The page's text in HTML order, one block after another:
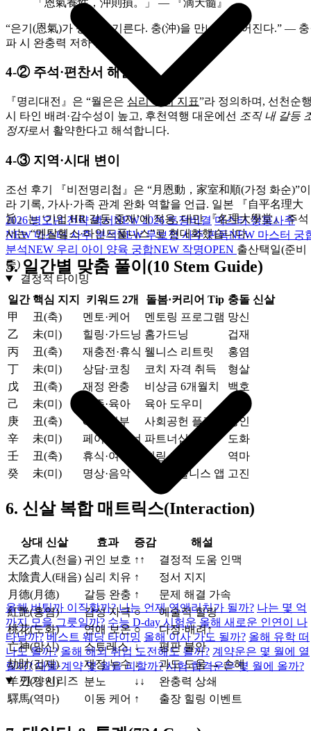
2026 병오년 전략 백서NEW 2026 토정비결 마스터 정통사주
NEW 마스터 사주 분석NEW 무보정 사주 판독NEW 마스터 궁
분석NEW 우리 아이 양육 궁합NEW 작명OPEN 출산택일(준비
중)
결정적 타이밍
올해 버틸까 이직할까? 나는 언제 영앤리치가 될까? 나는 몇 억
까지 모을 그릇일까? 수능 D-day 시험운 올해 새로운 인연이 나
타날까? 베스트 웨딩 타이밍 올해 이사 가도 될까? 올해 유학 떠
나도 될까? 올해 해외 취업 도전해도 될까? 계약운은 몇 월에 열
릴까? 재물·계약 몇 월을 피할까? 시험 합격운은 몇 월에 올까?
인기 시리즈
“은기(恩氣)가 성품을 기른다. 충(沖)을 만나면 덜어진다.” — 충
파 시 완충력 저하 근거.
4‑② 주석·편찬서 해설
『명리대전』은 “월은은 심리 복지 지표”라 정의하며, 선천순
시 타인 배려·감수성이 높고, 후천역행 대운에선 조직 내 갈등
정자로서 활약한다고 해석합니다.
4‑③ 지역·시대 변이
조선 후기 『비전명리첩』은 “月恩動，家室和順(가정 화순)”이
라 기록, 가사·가족 관계 완화 역할을 언급. 일본 『自平名理大
旨』는 ‘기업 HR 갈등 중재’에 적용, 대만 『名理大學堂』 주석
서는 “멘탈헬스·마인드풀니스”로 현대화했습니다.
5. 일간별 맞춤 풀이(10 Stem Guide)
일간 핵심 지지 키워드 2개 돌봄·커리어 Tip 충돌 신살
甲
丑(축) 멘토·케어 멘토링 프로그램 망신
乙
未(미) 힐링·가드닝 홈가드닝
겁재
丙
丑(축) 재충전·휴식 웰니스 리트릿
홍염
丁
未(미) 상담·코칭 코치 자격 취득
형살
戊
丑(축) 재정 완충 비상금 6개월치
백호
己
未(미) 가족·육아 육아 도우미
庚
丑(축) CSR·기부 사회공헌 플랜
양인
辛
未(미) 페어·파트너 파트너십 계약
도화
壬
丑(축) 휴식·여행 힐링 여행
역마
癸
未(미) 명상·음악 마인드풀니스 앱 고진
6. 신살 복합 매트릭스(Interaction)
상대 신살 효과 증감
해설
天乙貴人(천을) 귀인 보호 ↑↑
결정적 도움 인맥
太陰貴人(태음) 심리 치유 ↑
정서 지지
月德(月德)
갈등 완충 ↑
문제 해결 가속
紅艶(홍염)
감성 자극 ○
예술적 힐링
桃花(도화)
연애 보온 ○
다정·배려↑
亡神(망신)
스트레스 ↓
평판 불안
劫財(겁재)
재정 누수 ↓
과도 도움 → 손해
羊刃(양인)
분노 ↓↓
완충력 상쇄
驛馬(역마)
이동 케어 ↑ 출장 힐링 이벤트